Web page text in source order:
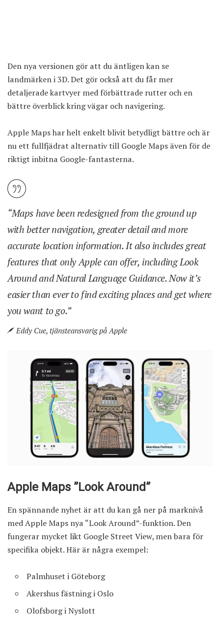
Den nya versionen gör att du äntligen kan se
landmärken i 3D. Det gör också att du får mer
detaljerade kartvyer med förbättrade rutter och en
bättre överblick kring vägar och navigering.
Apple Maps har helt enkelt blivit betydligt bättre och är
nu ett fullfjädrat alternativ till Google Maps även för de
riktigt inbitna Google-fantasterna.
“Maps have been redesigned from the ground up
with better navigation, greater detail and more
accurate location information. It also includes great
features that only Apple can offer, including Look
Around and Natural Language Guidance. Now it’s
easier than ever to find exciting places and get where
you want to go.”
Eddy Cue, tjänsteansvarig på Apple
Apple Maps ”Look Around”
En spännande nyhet är att du kan gå ner på marknivå
med Apple Maps nya “Look Around”-funktion. Den
fungerar mycket likt Google Street View, men bara för
specifika objekt. Här är några exempel:
Palmhuset i Göteborg
Akershus fästning i Oslo
Olofsborg i Nyslott